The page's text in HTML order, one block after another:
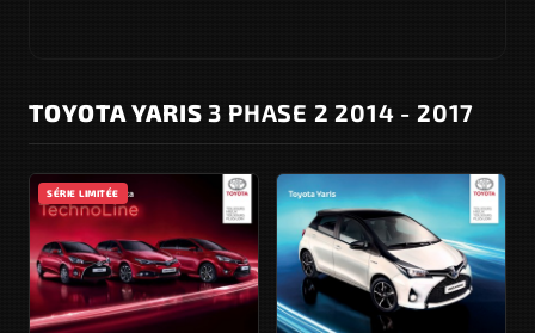
TOYOTA YARIS 3 PHASE 2 2014 - 2017
SÉRIE LIMITÉE